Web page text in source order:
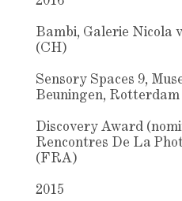
Bambi, Galerie Nicola
(CH)
Sensory Spaces 9,
Beuningen,
Discovery Award
Rencontres De La
(FRA)
2015